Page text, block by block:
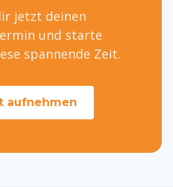
jetzt deinen
und starte
spannende Zeit.
aufnehmen